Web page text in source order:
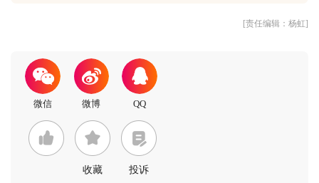
[责任编辑：杨虹]
收藏 投诉